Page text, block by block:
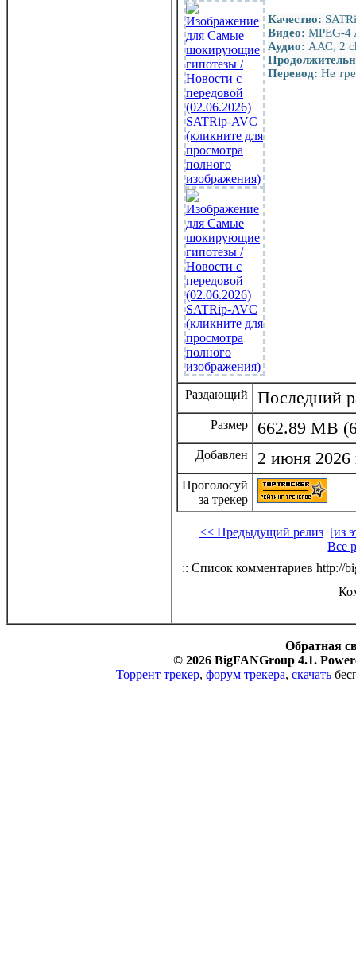
Качество:
Видео: MPEG-4
Аудио: ААС, 2
Перевод: Не
Раздающий Последний
Размер 662.89 MB
Добавлен 2 июня 2026
Проголосуй
за трекер
<< Предыдущий релиз [из
Все
:: Список комментариев http://
Обратная
© 2026 BigFANGroup 4.1.
Торрент трекер, форум трекера, скачать